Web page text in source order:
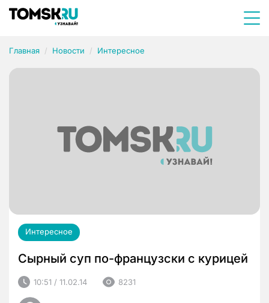
Главная Новости Интересное
Интересное
Сырный суп по-французски с курицей
10:51 / 11.02.14 8231